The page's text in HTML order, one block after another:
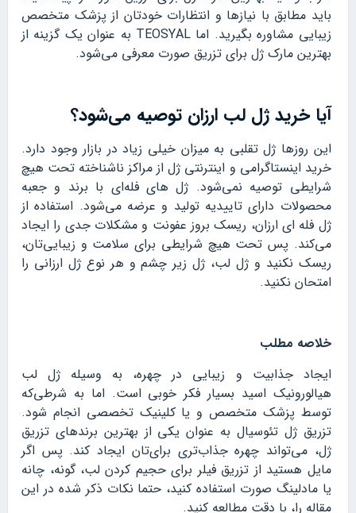
باید مطابق با نیازها و انتظارات خودتان از پزشک متخصص
زیبایی مشاوره بگیرید. اما TEOSYAL به عنوان یک گزینه از
بهترین مارک ژل برای تزریق صورت معرفی می‌شود.
آیا خرید ژل لب ارزان توصیه می‌شود؟
این روزها ژل تقلبی به میزان خیلی زیاد در بازار وجود دارد.
خرید اینستاگرامی و اینترنتی ژل از مراکز ناشناخته تحت هیچ
شرایطی توصیه نمی‌شود. ژل های فله‌ای با برند و جعبه
محصولات دارای تاییدیه تولید و عرضه می‌شود. استفاده از
ژل فله ای ارزان، ریسک بروز عفونت و مشکلات جدی را ایجاد
می‌کند. پس تحت هیچ شرایطی برای سلامت و زیبایی‌تان،
ریسک نکنید و ژل لب، ژل زیر چشم و هر نوع ژل ارزانی را
امتحان نکنید.
خلاصه مطلب
ایجاد جذابیت و زیبایی در چهره، به وسیله ژل لب
هیالورونیک اسید بسیار فکر خوبی است. اما به شرطی‌که
توسط پزشک متخصص و یا کلینیک تخصصی انجام شود.
تزریق ژل تئوسیال به عنوان یکی از بهترین برندهای تزریق
ژل، می‌تواند چهره جذاب‌تری برای‌تان ایجاد کند. پس اگر
مایل هستید از تزریق فیلر برای حجیم کردن لب، گونه، چانه
یا مادلینگ صورت استفاده کنید، حتما نکات ذکر شده در این
مقاله را، با دقت مطالعه کنید.